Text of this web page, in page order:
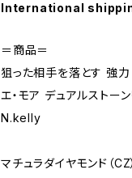
International
＝商品＝
狙った相手を落とす 強
エ・モア デュアルストー
N.kelly
マチュラダイヤモンド（CZ）